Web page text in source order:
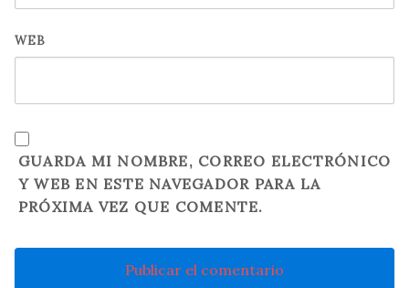
WEB
GUARDA MI NOMBRE, CORREO ELECTRÓNICO
Y WEB EN ESTE NAVEGADOR PARA LA
PRÓXIMA VEZ QUE COMENTE.